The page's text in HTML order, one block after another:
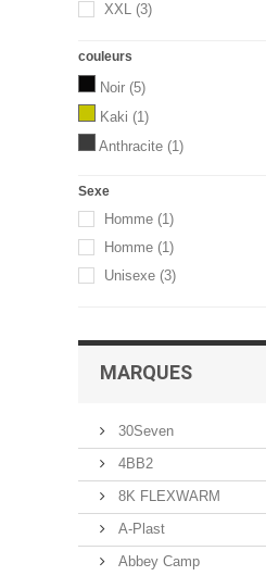
XXL (3)
couleurs
Noir (5)
Kaki (1)
Anthracite (1)
Sexe
Homme (1)
Homme (1)
Unisexe (3)
MARQUES
30Seven
4BB2
8K FLEXWARM
A-Plast
Abbey Camp